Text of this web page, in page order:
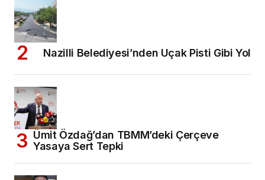
Nazilli Belediyesi’nden Uçak Pisti Gibi Yol
Ümit Özdağ’dan TBMM’deki Çerçeve
Yasaya Sert Tepki